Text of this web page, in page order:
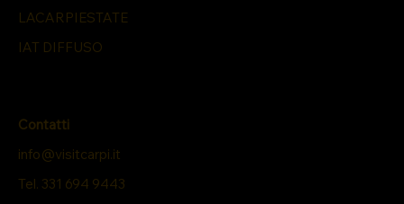
LACARPIESTATE
IAT DIFFUSO
Contatti
info@visitcarpi.it
Tel. 331 694 9443